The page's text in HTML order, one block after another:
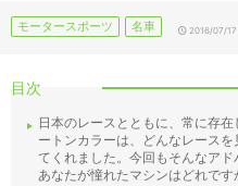
モータースポーツ 名車 2016/07/17
目次
日本のレースとともに、常に存
ートンカラーは、どんなレース
てくれました。今回もそんなア
あなたが憧れたマシンはどれです